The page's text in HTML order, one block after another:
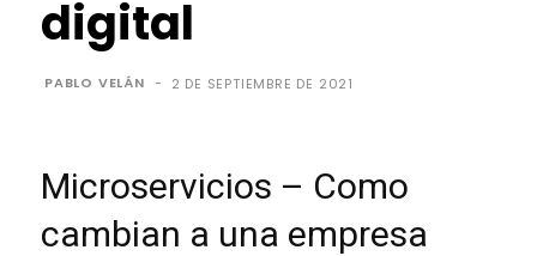
digital
PABLO VELÁN - 2 DE SEPTIEMBRE DE 2021
Microservicios – Como
cambian a una empresa